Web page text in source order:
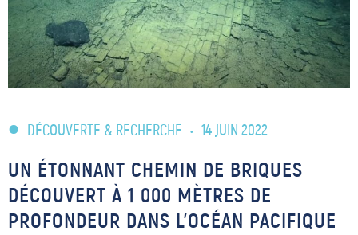
DÉCOUVERTE & RECHERCHE • 14 JUIN 2022
UN ÉTONNANT CHEMIN DE BRIQUES
DÉCOUVERT À 1 000 MÈTRES DE
PROFONDEUR DANS L’OCÉAN PACIFIQUE